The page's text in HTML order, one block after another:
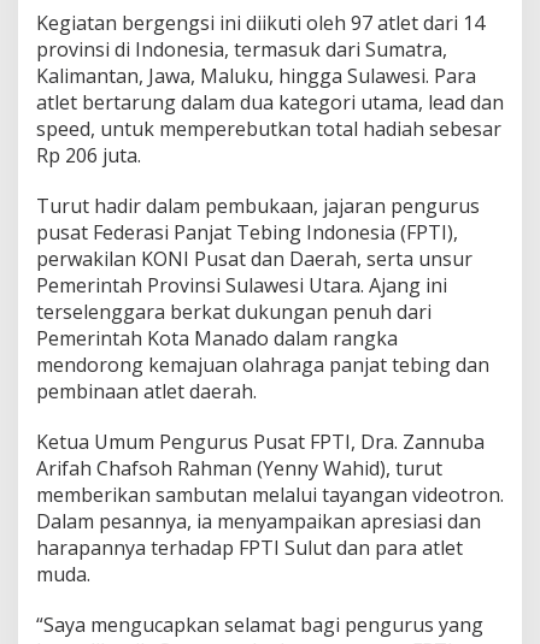
2
5
T
o
t
a
l
d
i
a
h
R
p
2
0
J
t
a
Kegiatan bergengsi ini diikuti oleh 97 atlet dari 14
provinsi di Indonesia, termasuk dari Sumatra,
Kalimantan, Jawa, Maluku, hingga Sulawesi. Para
atlet bertarung dalam dua kategori utama, lead dan
speed, untuk memperebutkan total hadiah sebesar
Rp 206 juta.
Turut hadir dalam pembukaan, jajaran pengurus
pusat Federasi Panjat Tebing Indonesia (FPTI),
perwakilan KONI Pusat dan Daerah, serta unsur
Pemerintah Provinsi Sulawesi Utara. Ajang ini
terselenggara berkat dukungan penuh dari
Pemerintah Kota Manado dalam rangka
mendorong kemajuan olahraga panjat tebing dan
pembinaan atlet daerah.
Ketua Umum Pengurus Pusat FPTI, Dra. Zannuba
Arifah Chafsoh Rahman (Yenny Wahid), turut
memberikan sambutan melalui tayangan videotron.
Dalam pesannya, ia menyampaikan apresiasi dan
harapannya terhadap FPTI Sulut dan para atlet
muda.
“Saya mengucapkan selamat bagi pengurus yang